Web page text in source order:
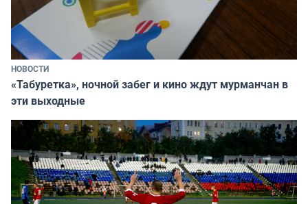
НОВОСТИ
«Табуретка», ночной забег и кино ждут мурманчан в
эти выходные